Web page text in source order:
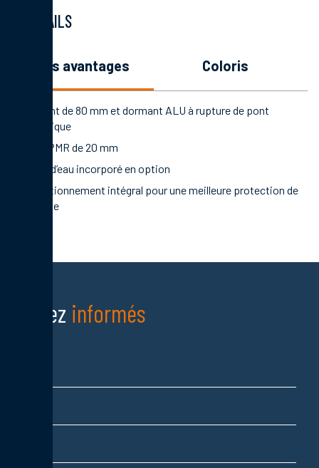
DÉTAILS
les avantages coloris
Ouvrant de 80 mm et dormant ALU à rupture de pont
thermique
Seuil PMR de 20 mm
Rejet d’eau incorporé en option
Conditionnement intégral pour une meilleure protection de
la porte
Restez informés